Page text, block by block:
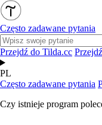
Często zadawane pytania
Przejdź do Tilda.cc
PL
Często zadawane pytania
Czy istnieje program